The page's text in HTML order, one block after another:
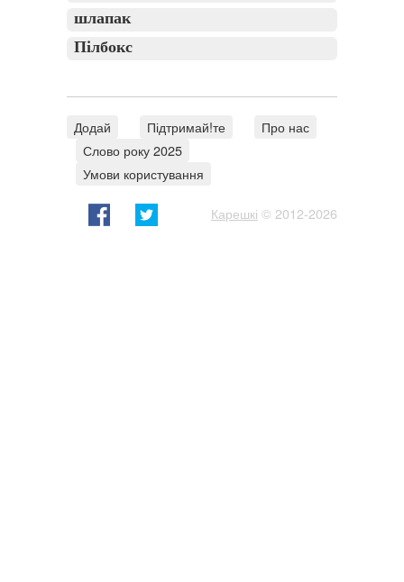
шлапак
Пілбокс
Додай Підтримай!те
Про нас
Слово року 2025
Умови користування
Карешкі © 2012-2026